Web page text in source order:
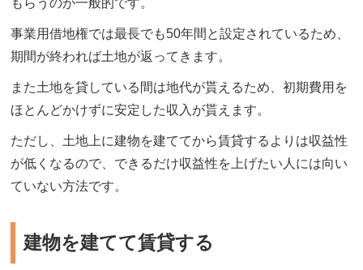
事業用借地権では最長でも50年間と設定されているため、
期間が終われば土地が返ってきます。
また土地を貸している間は地代が貰えるため、初期費用を
ほとんどかけずに安定した収入が貰えます。
ただし、土地上に建物を建ててから賃貸するよりは収益性
が低くなるので、できるだけ収益性を上げたい人には向い
ていない方法です。
建物を建てて賃貸する